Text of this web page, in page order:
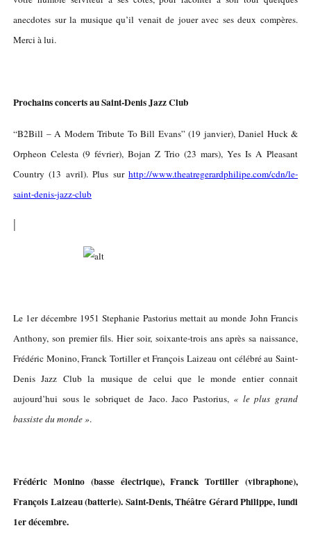
anecdotes sur la musique qu’il venait de jouer avec ses deux compères.
Merci à lui.
Prochains concerts au Saint-Denis Jazz Club
“B2Bill – A Modern Tribute To Bill Evans” (19 janvier), Daniel Huck &
Orpheon Celesta (9 février), Bojan Z Trio (23 mars), Yes Is A Pleasant
Country (13 avril). Plus sur http://www.theatregerardphilipe.com/cdn/le-
saint-denis-jazz-club
Le 1er décembre 1951 Stephanie Pastorius mettait au monde John Francis
Anthony, son premier fils. Hier soir, soixante-trois ans après sa naissance,
Frédéric Monino, Franck Tortiller et François Laizeau ont célébré au Saint-
Denis Jazz Club la musique de celui que le monde entier connait
aujourd’hui sous le sobriquet de Jaco. Jaco Pastorius, « le plus grand
bassiste du monde ».
Frédéric Monino (basse électrique), Franck Tortiller (vibraphone),
François Laizeau (batterie). Saint-Denis, Théâtre Gérard Philippe, lundi
1er décembre.